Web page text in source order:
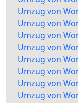
Umzug von
Umzug von
Umzug von
Umzug von
Umzug von
Umzug von
Umzug von
Umzug von